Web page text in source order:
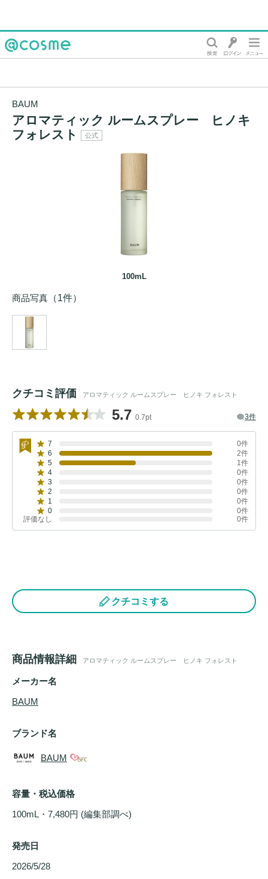
BAUM
アロマティック ルームスプレー ヒノキ
フォレスト
公式
100mL
商品写真 （1件）
クチコミ評価 アロマティック ルームスプレー ヒノキ フォレスト
5.7 0.7pt 3件
7
0件
6
2件
5
1件
4
0件
3
0件
2
0件
1
0件
0
0件
評価なし
0件
クチコミする
商品情報詳細 アロマティック ルームスプレー ヒノキ フォレスト
メーカー名
BAUM
ブランド名
BAUM
容量・税込価格
100mL・7,480円 (編集部調べ)
発売日
2026/5/28